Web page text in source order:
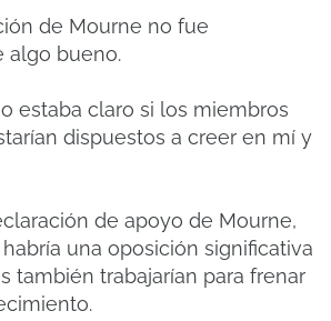
de Mourne no fue
algo bueno.
estaba claro si los miembros
dispuestos a creer en mí y
de apoyo de Mourne,
una oposición significativa
también trabajarían para frenar